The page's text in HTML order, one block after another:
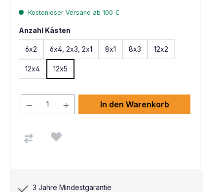
Kostenloser Versand ab 100 €
Anzahl Kästen
6x2 6x4, 2x3, 2x1 8x1 8x3 12x2
12x4 12x5
In den Warenkorb
3 Jahre Mindestgarantie